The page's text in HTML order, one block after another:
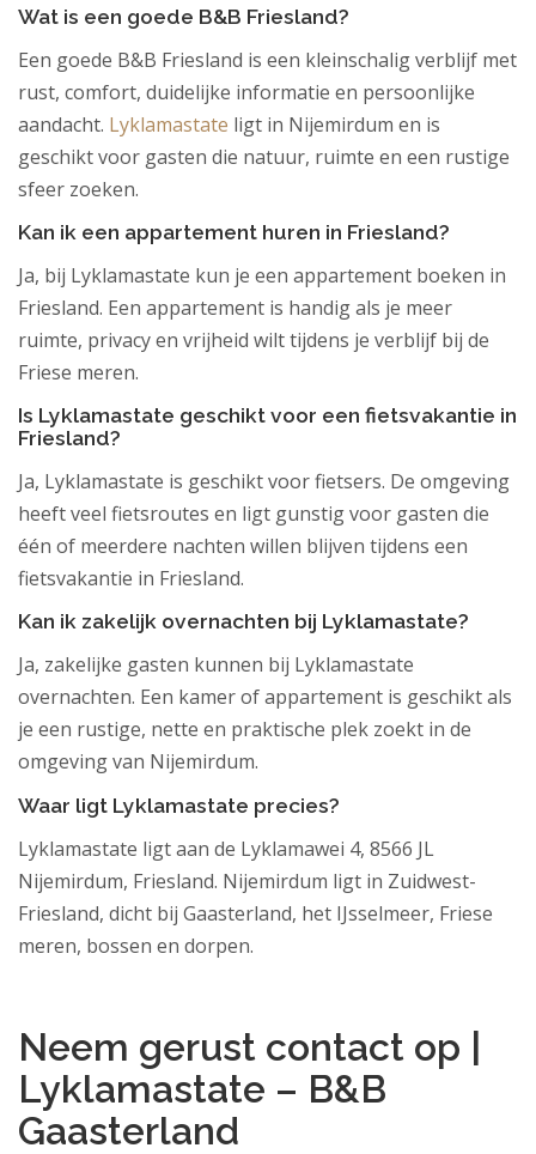
Wat is een goede B&B Friesland?
Een goede B&B Friesland is een kleinschalig verblijf met
rust, comfort, duidelijke informatie en persoonlijke
aandacht. Lyklamastate ligt in Nijemirdum en is
geschikt voor gasten die natuur, ruimte en een rustige
sfeer zoeken.
Kan ik een appartement huren in Friesland?
Ja, bij Lyklamastate kun je een appartement boeken in
Friesland. Een appartement is handig als je meer
ruimte, privacy en vrijheid wilt tijdens je verblijf bij de
Friese meren.
Is Lyklamastate geschikt voor een fietsvakantie in
Friesland?
Ja, Lyklamastate is geschikt voor fietsers. De omgeving
heeft veel fietsroutes en ligt gunstig voor gasten die
één of meerdere nachten willen blijven tijdens een
fietsvakantie in Friesland.
Kan ik zakelijk overnachten bij Lyklamastate?
Ja, zakelijke gasten kunnen bij Lyklamastate
overnachten. Een kamer of appartement is geschikt als
je een rustige, nette en praktische plek zoekt in de
omgeving van Nijemirdum.
Waar ligt Lyklamastate precies?
Lyklamastate ligt aan de Lyklamawei 4, 8566 JL
Nijemirdum, Friesland. Nijemirdum ligt in Zuidwest-
Friesland, dicht bij Gaasterland, het IJsselmeer, Friese
meren, bossen en dorpen.
Neem gerust contact op |
Lyklamastate – B&B
Gaasterland